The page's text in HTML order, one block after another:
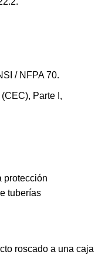
/ NFPA 70.
Parte I,
protección
tuberías
roscado a una caja